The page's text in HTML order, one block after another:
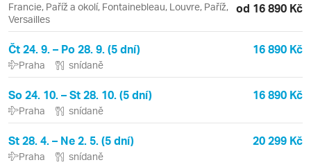
Francie, Paříž a okolí, Fontainebleau, Louvre, Paříž,
Versailles
od 16 890 Kč
Čt 24. 9. – Po 28. 9. (5 dní) 16 890 Kč
Praha snídaně
So 24. 10. – St 28. 10. (5 dní) 16 890 Kč
Praha snídaně
St 28. 4. – Ne 2. 5. (5 dní) 20 299 Kč
Praha snídaně